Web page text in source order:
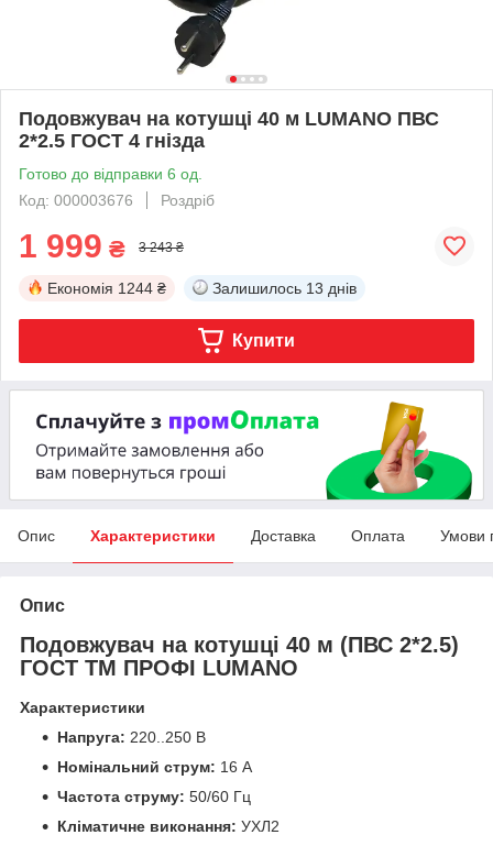
Подовжувач на котушці 40 м LUMANO ПВС
2*2.5 ГОСТ 4 гнізда
Готово до відправки 6 од.
Код: 000003676
Роздріб
1 999 ₴ 3 243 ₴
Економія 1244 ₴ Залишилось 13 днів
Купити
Опис Характеристики Доставка Оплата Умови
Опис
Подовжувач на котушці 40 м (ПВС 2*2.5)
ГОСТ ТМ ПРОФІ LUMANO
Характеристики
Напруга: 220..250 В
Номінальний струм: 16 А
Частота струму: 50/60 Гц
Кліматичне виконання: УХЛ2